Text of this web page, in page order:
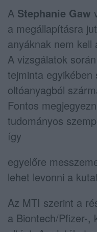
A Stephanie Gaw
a megállapításra
anyáknak nem kell
A vizsgálatok
tejminta
oltóanyagból
Fontos
tudományos
így
egyelőre
lehet levonni a
Az MTI szerint a
a Biontech/Pfizer-,